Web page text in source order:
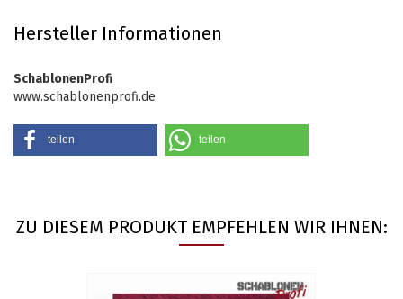
Hersteller Informationen
SchablonenProfi
www.schablonenprofi.de
teilen teilen
ZU DIESEM PRODUKT EMPFEHLEN WIR IHNEN: